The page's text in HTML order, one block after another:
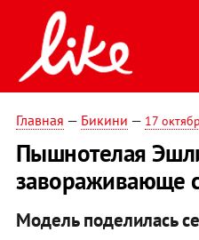
Главная — Бикини — 17
Пышнотелая
завораживающе
Модель поделилась